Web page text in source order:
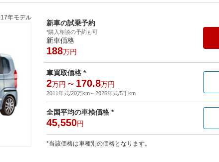
年モデル
新車の試乗予約
*購入相談の予約も可
新車価格
188万円
車買取価格 *
2万円 ～ 170.8万円
2011年式/20万km～2025年式/5千km
全国平均の車検価格 *
45,550円
*当該価格は車種別の価格となります。